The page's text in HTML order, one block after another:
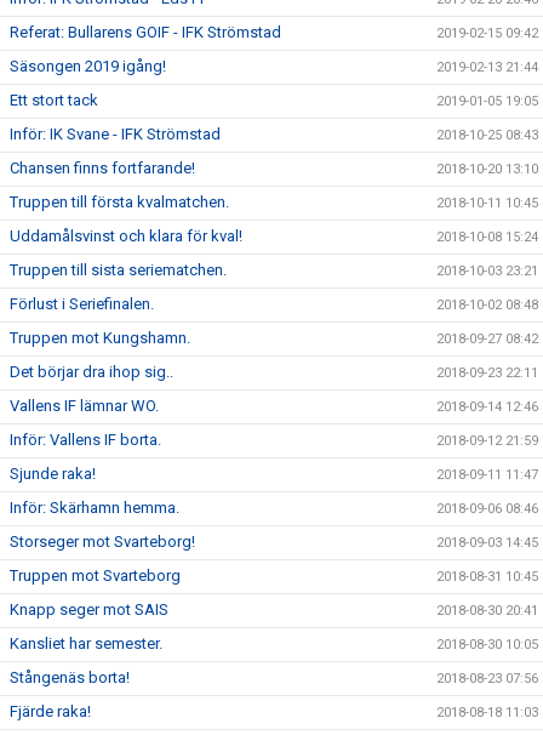
Referat: Bullarens GOIF - IFK Strömstad 2019-02-15 09:42
Säsongen 2019 igång! 2019-02-13 21:44
Ett stort tack 2019-01-05 19:05
Inför: IK Svane - IFK Strömstad 2018-10-25 08:43
Chansen finns fortfarande! 2018-10-20 13:10
Truppen till första kvalmatchen. 2018-10-11 10:45
Uddamålsvinst och klara för kval! 2018-10-08 15:24
Truppen till sista seriematchen. 2018-10-03 23:21
Förlust i Seriefinalen. 2018-10-02 08:48
Truppen mot Kungshamn. 2018-09-27 08:42
Det börjar dra ihop sig.. 2018-09-23 22:11
Vallens IF lämnar WO. 2018-09-14 12:46
Inför: Vallens IF borta. 2018-09-12 21:59
Sjunde raka! 2018-09-11 11:47
Inför: Skärhamn hemma. 2018-09-06 08:46
Storseger mot Svarteborg! 2018-09-03 14:45
Truppen mot Svarteborg 2018-08-31 10:45
Knapp seger mot SAIS 2018-08-30 20:41
Kansliet har semester. 2018-08-30 10:05
Stångenäs borta! 2018-08-23 07:56
Fjärde raka! 2018-08-18 11:03